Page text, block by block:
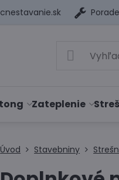
Zateplenie
Úvod Stavebniny